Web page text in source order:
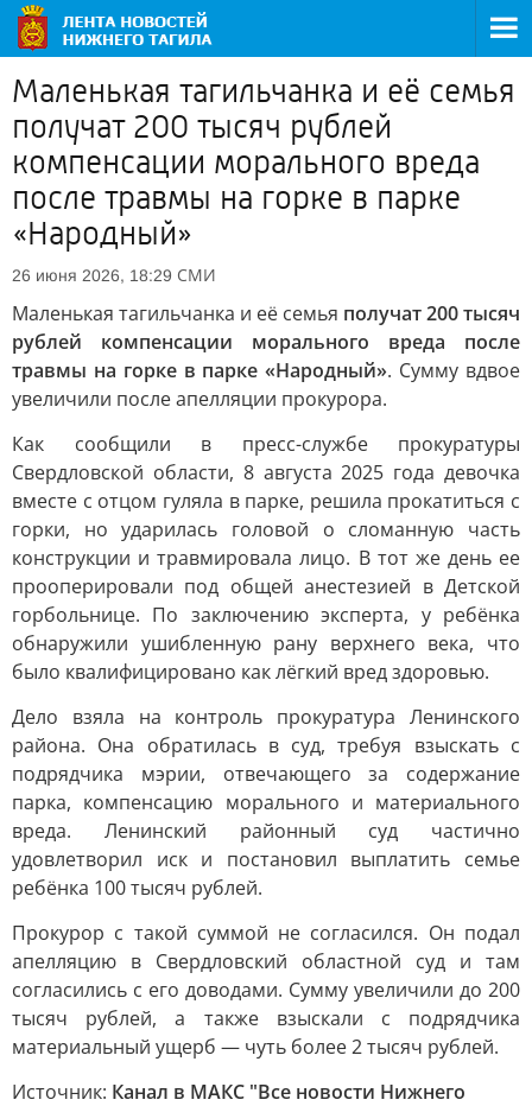
Маленькая тагильчанка и её семья
получат 200 тысяч рублей
компенсации морального вреда
после травмы на горке в парке
«Народный»
26 июня 2026, 18:29 СМИ
Маленькая тагильчанка и её семья получат 200 тысяч
рублей компенсации морального вреда после
травмы на горке в парке «Народный». Сумму вдвое
увеличили после апелляции прокурора.
Как сообщили в пресс-службе прокуратуры
Свердловской области, 8 августа 2025 года девочка
вместе с отцом гуляла в парке, решила прокатиться с
горки, но ударилась головой о сломанную часть
конструкции и травмировала лицо. В тот же день ее
прооперировали под общей анестезией в Детской
горбольнице. По заключению эксперта, у ребёнка
обнаружили ушибленную рану верхнего века, что
было квалифицировано как лёгкий вред здоровью.
Дело взяла на контроль прокуратура Ленинского
района. Она обратилась в суд, требуя взыскать с
подрядчика мэрии, отвечающего за содержание
парка, компенсацию морального и материального
вреда. Ленинский районный суд частично
удовлетворил иск и постановил выплатить семье
ребёнка 100 тысяч рублей.
Прокурор с такой суммой не согласился. Он подал
апелляцию в Свердловский областной суд и там
согласились с его доводами. Сумму увеличили до 200
тысяч рублей, а также взыскали с подрядчика
материальный ущерб — чуть более 2 тысяч рублей.
Источник: Канал в МАКС "Все новости Нижнего